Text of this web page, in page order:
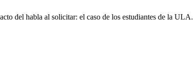
del habla al solicitar: el caso de los estudiantes de la ULA.